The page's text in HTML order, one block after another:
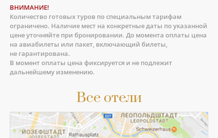
Все отели
ВНИМАНИЕ!
Количество готовых туров по специальным тарифам
ограничено. Наличие мест на конкретные даты по указанной
цене уточняйте при бронировании. До момента оплаты цена
на авиабилеты или пакет, включающий билеты,
не гарантирована.
В момент оплаты цена фиксируется и не подлежит
дальнейшему изменению.